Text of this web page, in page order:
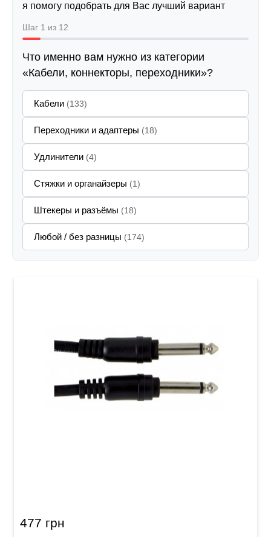
я помогу подобрать для Вас лучший вариант
Шаг 1 из 12
Что именно вам нужно из категории
«Кабели, коннекторы, переходники»?
Кабели (133)
Переходники и адаптеры (18)
Удлинители (4)
Стяжки и органайзеры (1)
Штекеры и разъёмы (18)
Любой / без разницы (174)
477 грн